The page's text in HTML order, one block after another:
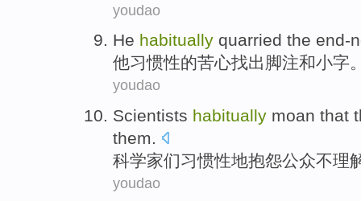
youdao
He habitually quarried the end-
他习惯性的苦心找出 脚注和小字
youdao
Scientists habitually moan that
them.
科学家们习惯性地抱怨公众不理
youdao